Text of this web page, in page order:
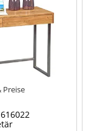
Preise